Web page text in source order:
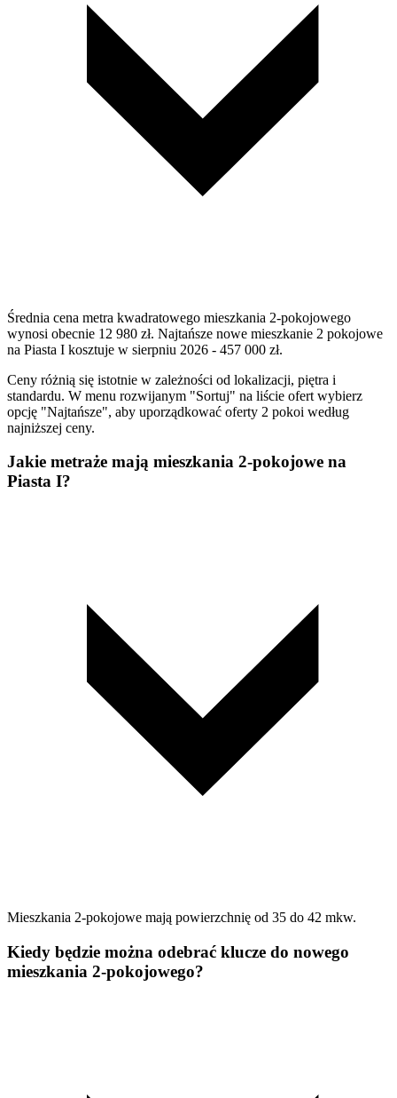
Średnia cena metra kwadratowego mieszkania 2-pokojowego
wynosi obecnie 12 980 zł. Najtańsze nowe mieszkanie 2 pokojowe
na Piasta I kosztuje w sierpniu 2026 - 457 000 zł.
Ceny różnią się istotnie w zależności od lokalizacji, piętra i
standardu. W menu rozwijanym "Sortuj" na liście ofert wybierz
opcję "Najtańsze", aby uporządkować oferty 2 pokoi według
najniższej ceny.
Jakie metraże mają mieszkania 2-pokojowe na
Piasta I?
Mieszkania 2-pokojowe mają powierzchnię od 35 do 42 mkw.
Kiedy będzie można odebrać klucze do nowego
mieszkania 2-pokojowego?